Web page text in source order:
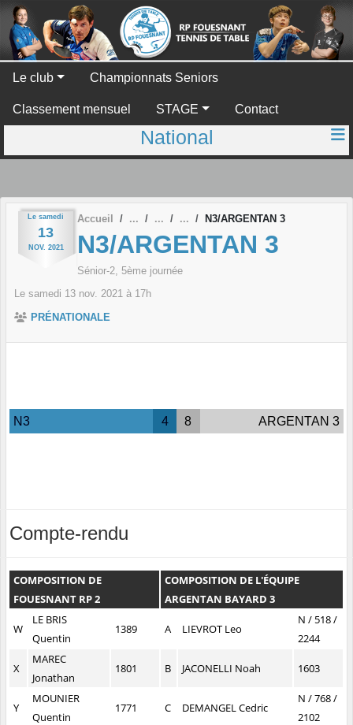
Le club Championnats Seniors
Classement mensuel STAGE Contact
National
Le samedi
13
NOV. 2021
Accueil N3/ARGENTAN 3
N3/ARGENTAN 3
Sénior-2, 5ème journée
Le samedi 13 nov. 2021 à 17h
PRÉNATIONALE
N3 4 8 ARGENTAN 3
Compte-rendu
COMPOSITION DE
FOUESNANT RP 2
COMPOSITION DE L'ÉQUIPE
ARGENTAN BAYARD 3
W
LE BRIS
Quentin
1389 A LIEVROT Leo
N / 518 /
2244
X
MAREC
Jonathan
1801 B JACONELLI Noah 1603
Y
MOUNIER
Quentin
1771 C DEMANGEL Cedric
N / 768 /
2102
Panneau de gestion des cookies